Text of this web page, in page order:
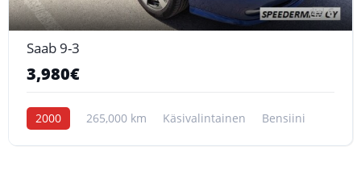
6
Saab 9-3
3,980€
2000 265,000 km Käsivalintainen Bensiini